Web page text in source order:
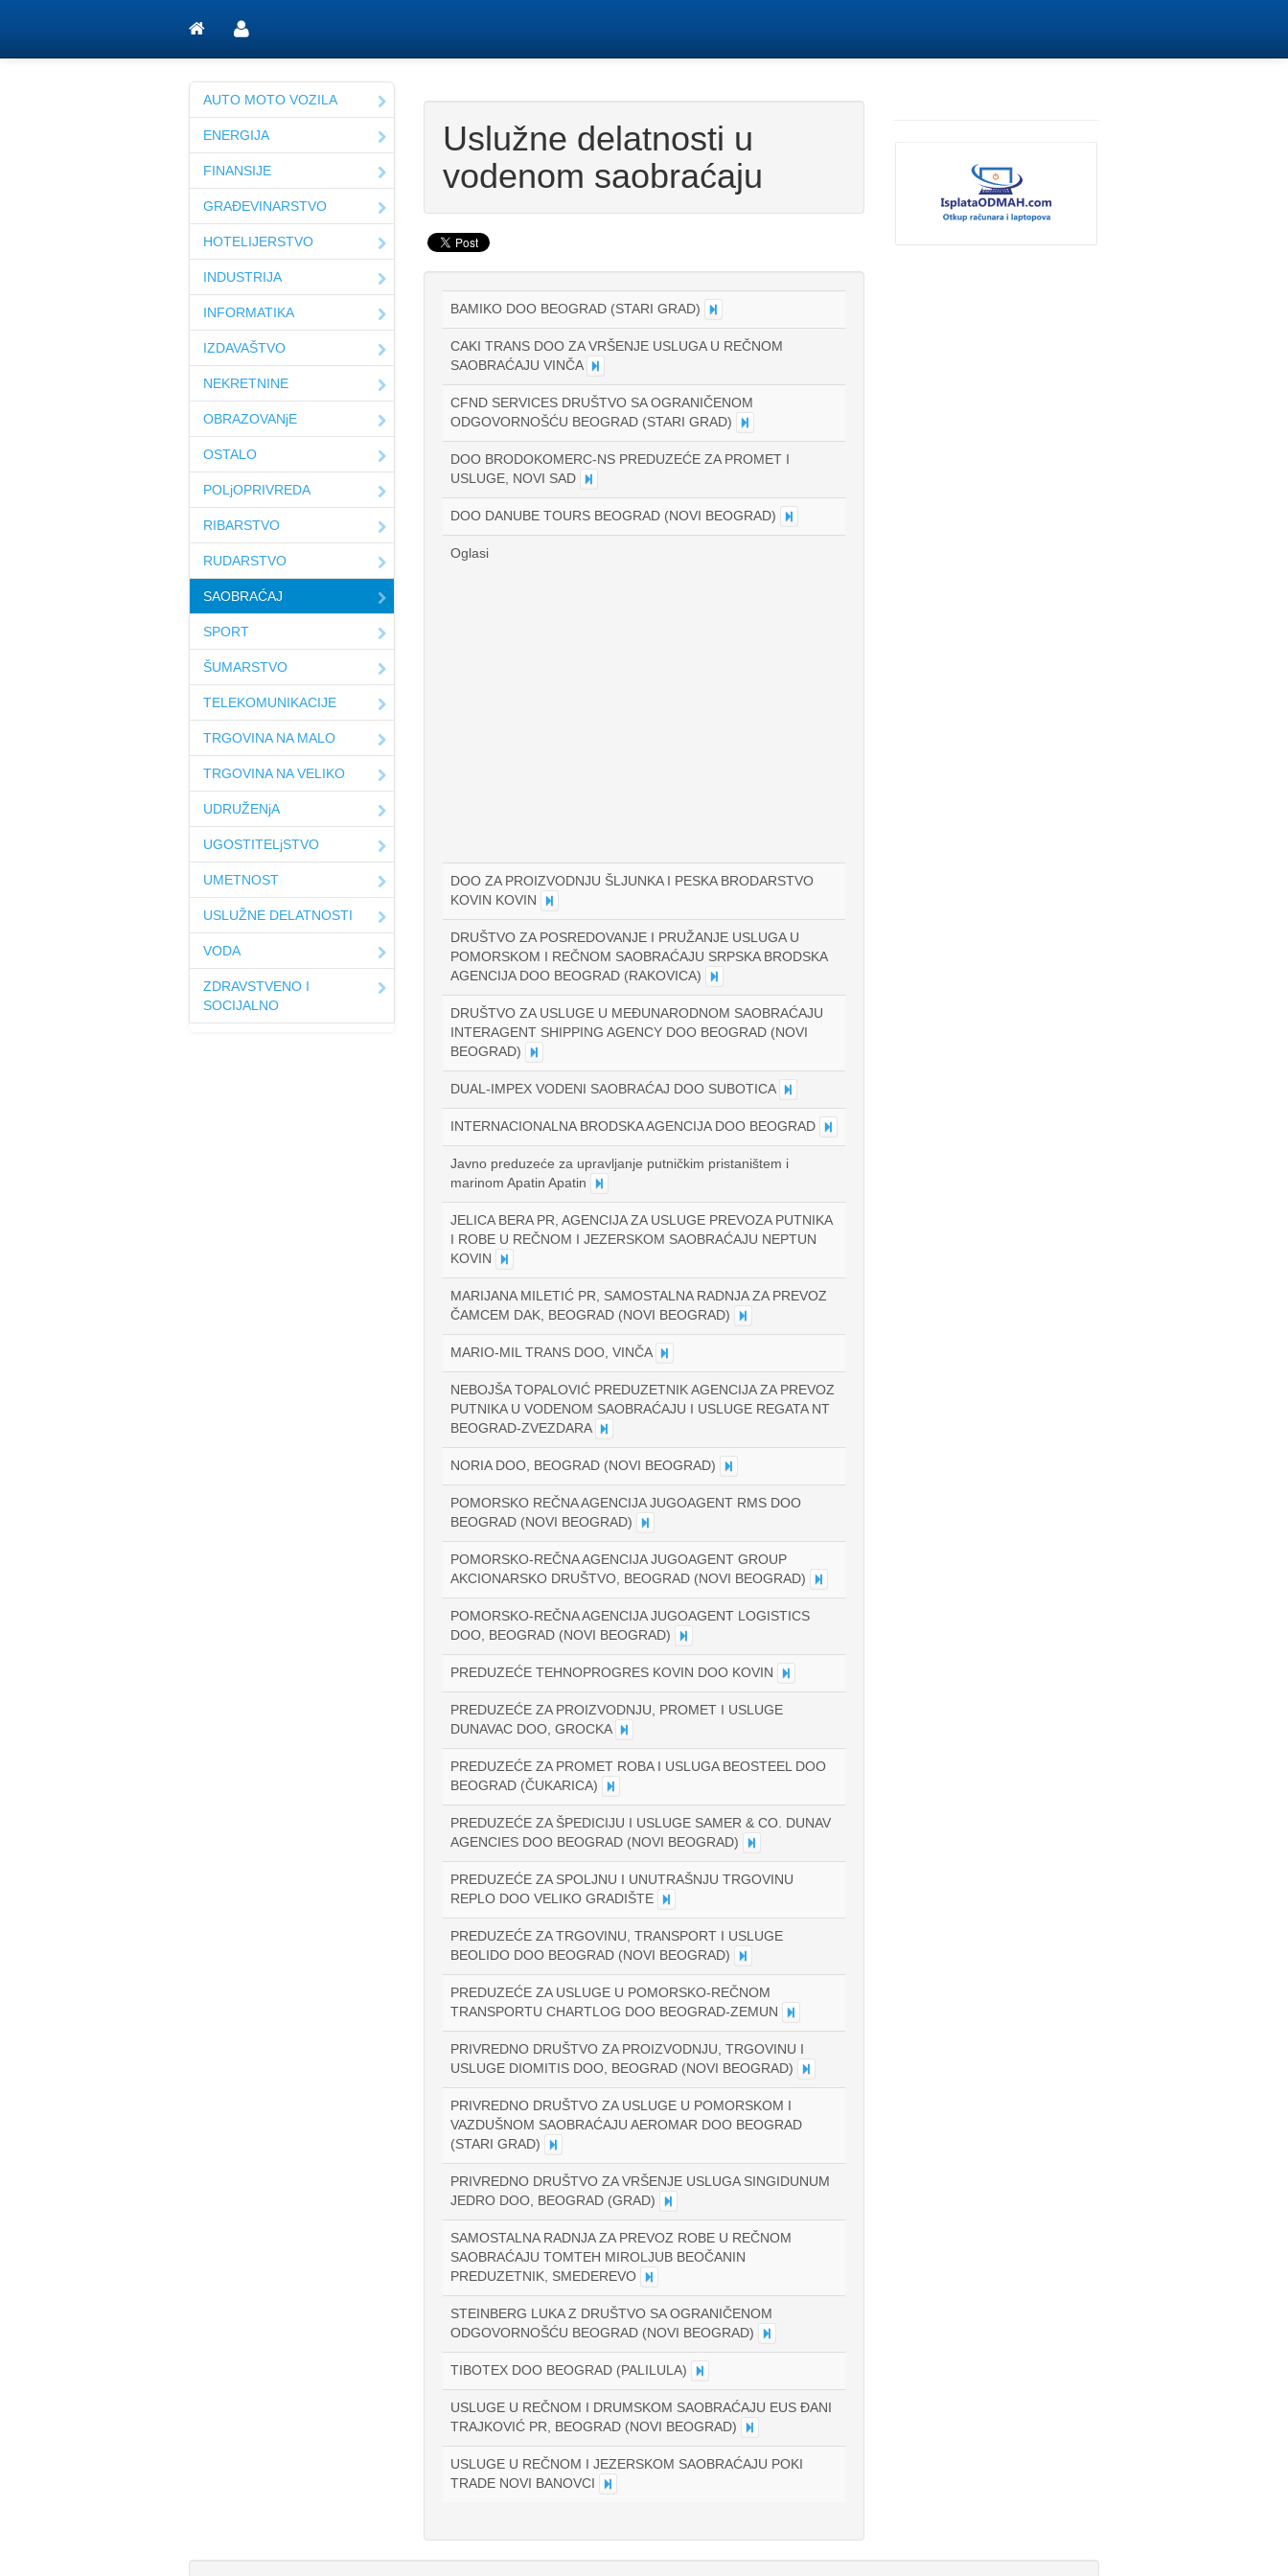
AUTO MOTO VOZILA
ENERGIJA
FINANSIJE
GRAĐEVINARSTVO
HOTELIJERSTVO
INDUSTRIJA
INFORMATIKA
IZDAVAŠTVO
NEKRETNINE
OBRAZOVANjE
OSTALO
POLjOPRIVREDA
RIBARSTVO
RUDARSTVO
SAOBRAĆAJ
SPORT
ŠUMARSTVO
TELEKOMUNIKACIJE
TRGOVINA NA MALO
TRGOVINA NA VELIKO
UDRUŽENjA
UGOSTITELjSTVO
UMETNOST
USLUŽNE DELATNOSTI
VODA
ZDRAVSTVENO I
SOCIJALNO
Uslužne delatnosti u
vodenom saobraćaju
BAMIKO DOO BEOGRAD (STARI GRAD)
CAKI TRANS DOO ZA VRŠENJE USLUGA U REČNOM
SAOBRAĆAJU VINČA
CFND SERVICES DRUŠTVO SA OGRANIČENOM
ODGOVORNOŠĆU BEOGRAD (STARI GRAD)
DOO BRODOKOMERC-NS PREDUZEĆE ZA PROMET I
USLUGE, NOVI SAD
DOO DANUBE TOURS BEOGRAD (NOVI BEOGRAD)
Oglasi
DOO ZA PROIZVODNJU ŠLJUNKA I PESKA BRODARSTVO
KOVIN KOVIN
DRUŠTVO ZA POSREDOVANJE I PRUŽANJE USLUGA U
POMORSKOM I REČNOM SAOBRAĆAJU SRPSKA BRODSKA
AGENCIJA DOO BEOGRAD (RAKOVICA)
DRUŠTVO ZA USLUGE U MEĐUNARODNOM SAOBRAĆAJU
INTERAGENT SHIPPING AGENCY DOO BEOGRAD (NOVI
BEOGRAD)
DUAL-IMPEX VODENI SAOBRAĆAJ DOO SUBOTICA
INTERNACIONALNA BRODSKA AGENCIJA DOO BEOGRAD
Javno preduzeće za upravljanje putničkim pristaništem i
marinom Apatin Apatin
JELICA BERA PR, AGENCIJA ZA USLUGE PREVOZA PUTNIKA
I ROBE U REČNOM I JEZERSKOM SAOBRAĆAJU NEPTUN
KOVIN
MARIJANA MILETIĆ PR, SAMOSTALNA RADNJA ZA PREVOZ
ČAMCEM DAK, BEOGRAD (NOVI BEOGRAD)
MARIO-MIL TRANS DOO, VINČA
NEBOJŠA TOPALOVIĆ PREDUZETNIK AGENCIJA ZA PREVOZ
PUTNIKA U VODENOM SAOBRAĆAJU I USLUGE REGATA NT
BEOGRAD-ZVEZDARA
NORIA DOO, BEOGRAD (NOVI BEOGRAD)
POMORSKO REČNA AGENCIJA JUGOAGENT RMS DOO
BEOGRAD (NOVI BEOGRAD)
POMORSKO-REČNA AGENCIJA JUGOAGENT GROUP
AKCIONARSKO DRUŠTVO, BEOGRAD (NOVI BEOGRAD)
POMORSKO-REČNA AGENCIJA JUGOAGENT LOGISTICS
DOO, BEOGRAD (NOVI BEOGRAD)
PREDUZEĆE TEHNOPROGRES KOVIN DOO KOVIN
PREDUZEĆE ZA PROIZVODNJU, PROMET I USLUGE
DUNAVAC DOO, GROCKA
PREDUZEĆE ZA PROMET ROBA I USLUGA BEOSTEEL DOO
BEOGRAD (ČUKARICA)
PREDUZEĆE ZA ŠPEDICIJU I USLUGE SAMER & CO. DUNAV
AGENCIES DOO BEOGRAD (NOVI BEOGRAD)
PREDUZEĆE ZA SPOLJNU I UNUTRAŠNJU TRGOVINU
REPLO DOO VELIKO GRADIŠTE
PREDUZEĆE ZA TRGOVINU, TRANSPORT I USLUGE
BEOLIDO DOO BEOGRAD (NOVI BEOGRAD)
PREDUZEĆE ZA USLUGE U POMORSKO-REČNOM
TRANSPORTU CHARTLOG DOO BEOGRAD-ZEMUN
PRIVREDNO DRUŠTVO ZA PROIZVODNJU, TRGOVINU I
USLUGE DIOMITIS DOO, BEOGRAD (NOVI BEOGRAD)
PRIVREDNO DRUŠTVO ZA USLUGE U POMORSKOM I
VAZDUŠNOM SAOBRAĆAJU AEROMAR DOO BEOGRAD
(STARI GRAD)
PRIVREDNO DRUŠTVO ZA VRŠENJE USLUGA SINGIDUNUM
JEDRO DOO, BEOGRAD (GRAD)
SAMOSTALNA RADNJA ZA PREVOZ ROBE U REČNOM
SAOBRAĆAJU TOMTEH MIROLJUB BEOČANIN
PREDUZETNIK, SMEDEREVO
STEINBERG LUKA Z DRUŠTVO SA OGRANIČENOM
ODGOVORNOŠĆU BEOGRAD (NOVI BEOGRAD)
TIBOTEX DOO BEOGRAD (PALILULA)
USLUGE U REČNOM I DRUMSKOM SAOBRAĆAJU EUS ĐANI
TRAJKOVIĆ PR, BEOGRAD (NOVI BEOGRAD)
USLUGE U REČNOM I JEZERSKOM SAOBRAĆAJU POKI
TRADE NOVI BANOVCI